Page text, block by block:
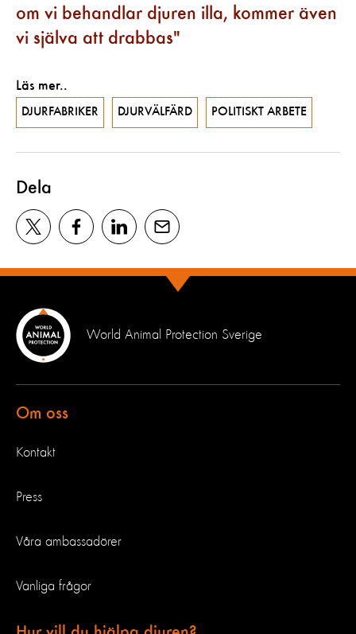
om vi behandlar djuren illa, kommer även
vi själva att drabbas
Läs mer..
DJURFABRIKER DJURVÄLFÄRD POLITISKT ARBETE
Dela
World Animal Protection Sverige
Om oss
Kontakt
Press
Våra ambassadörer
Vanliga frågor